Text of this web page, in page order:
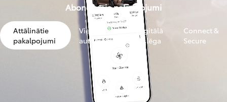
Abonējamie pakalpojumi
Attālinātie
pakalpojumi
Viedais
automobilis
Digitālā
atslēga
Connect &
Secure